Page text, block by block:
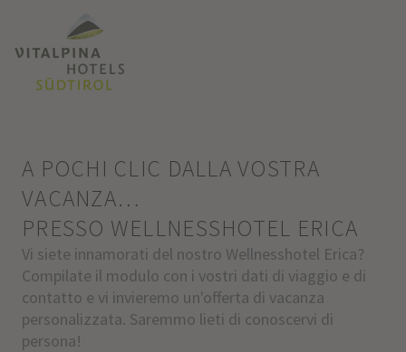
A POCHI CLIC DALLA VOSTRA
VACANZA…
PRESSO WELLNESSHOTEL ERICA
Vi siete innamorati del nostro Wellnesshotel Erica?
Compilate il modulo con i vostri dati di viaggio e di
contatto e vi invieremo un'offerta di vacanza
personalizzata. Saremmo lieti di conoscervi di
persona!